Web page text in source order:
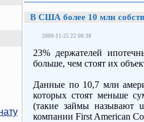
В США более 10 млн
2009-11-25 22:06:38
23% держателей
больше, чем стоят их
Данные по 10,7 млн
которых стоят меньше
(такие займы называют
компании First American